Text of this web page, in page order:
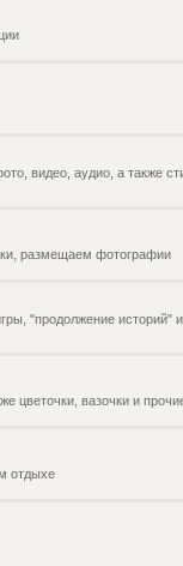
видео, аудио, а также
размещаем фотографии
"продолжение историй"
цветочки, вазочки и
отдыхе